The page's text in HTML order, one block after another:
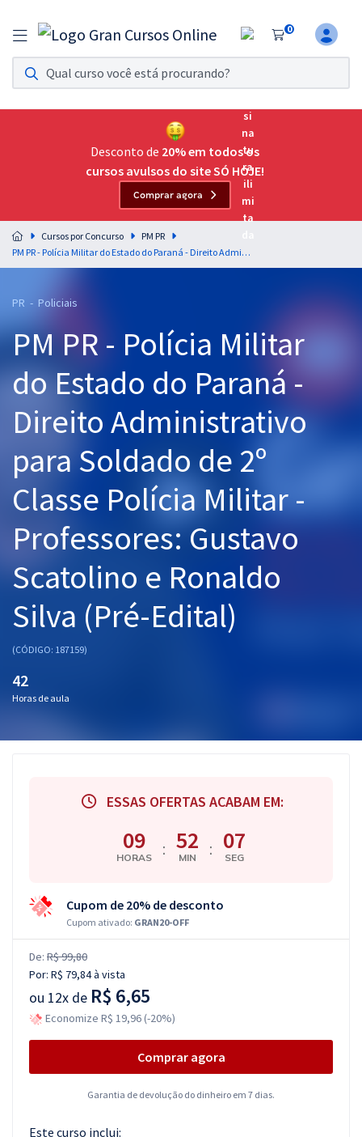
0
Assinatura Ilimitada 11
Acesso a todos os cursos. Teste grátis por 7 dias!
Assinatura OAB Até Passar
Acesso ilimitado a toda preparação para o Exame da
Residências Multiprofissionais
Preparação completa e intensiva para as principais
residências em saúde do Brasil
Cursos 20% OFF
Pós
Graduação
OAB
Mentorias
Questões grátis
Aprovados
Desconto de 20% em todos os
cursos avulsos do site SÓ HOJE!
Comprar agora
Cursos por Concurso
PM PR
PM PR - Polícia Militar do Estado do Paraná - Direito Administrativo para Soldado de 2º Classe Polícia Militar - Professores: Gustavo Scatolino e Ronaldo Silva (Pré-Edital)
PR - Policiais
PM PR - Polícia Militar
do Estado do Paraná -
Direito Administrativo
para Soldado de 2º
Classe Polícia Militar -
Professores: Gustavo
Scatolino e Ronaldo
Silva (Pré-Edital)
(CÓDIGO: 187159)
42
Horas de aula
ESSAS OFERTAS ACABAM EM:
09
HORAS : 52
MIN : 06
SEG
Cupom de 20% de desconto
Cupom ativado: GRAN20-OFF
De: R$ 99,80
Por: R$ 79,84à vista
ou 12x de R$ 6,65
Economize R$ 19,96 (-20%)
Comprar agora
Garantia de devolução do dinheiro em 7 dias.
Este curso inclui: